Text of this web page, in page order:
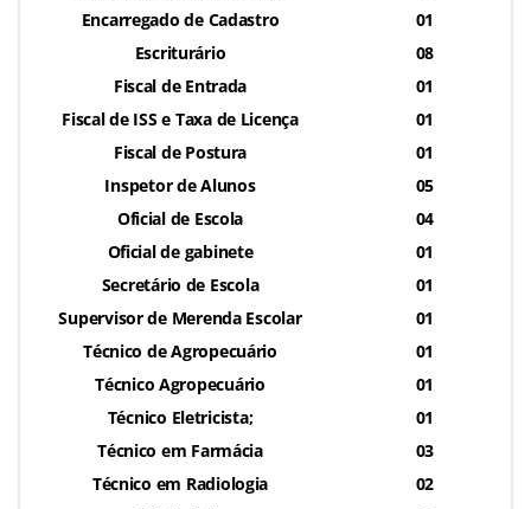
Encarregado de Cadastro
Escriturário
Fiscal de Entrada
Fiscal de ISS e Taxa de Licença
Fiscal de Postura
Inspetor de Alunos
Oficial de Escola
Oficial de gabinete
Secretário de Escola
Supervisor de Merenda Escolar
Técnico de Agropecuário
Técnico Agropecuário
Técnico Eletricista;
Técnico em Farmácia
Técnico em Radiologia
01
08
01
01
01
05
04
01
01
01
01
01
01
03
02